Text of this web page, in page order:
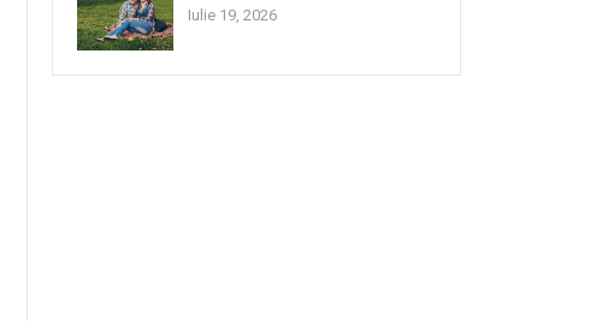
Iulie 19, 2026